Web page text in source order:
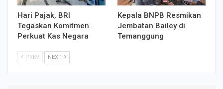
Hari Pajak, BRI
Tegaskan Komitmen
Perkuat Kas Negara
Kepala BNPB Resmikan
Jembatan Bailey di
Temanggung
PREV NEXT